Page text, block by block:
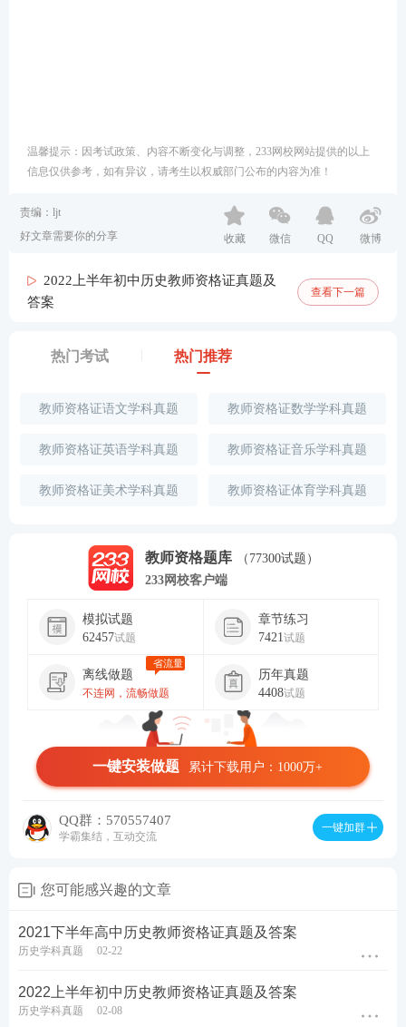
温馨提示：因考试政策、内容不断变化与调整，233网校网站提供的以上
信息仅供参考，如有异议，请考生以权威部门公布的内容为准！
责编：ljt
好文章需要你的分享
收藏 微信 QQ 微博
2022上半年初中历史教师资格证真题及
答案
查看下一篇
热门考试 热门推荐
教师资格证语文学科真题 教师资格证数学学科真题
教师资格证英语学科真题 教师资格证音乐学科真题
教师资格证美术学科真题 教师资格证体育学科真题
教师资格题库
（77300试题）
233网校客户端
模拟试题
62457试题
章节练习
7421试题
离线做题
不连网，流畅做题
省流量
历年真题
4408试题
一键安装做题 累计下载用户：1000万+
QQ群：570557407
学霸集结，互动交流
一键加群
您可能感兴趣的文章
2021下半年高中历史教师资格证真题及答案
历史学科真题 02-22
2022上半年初中历史教师资格证真题及答案
历史学科真题 02-08